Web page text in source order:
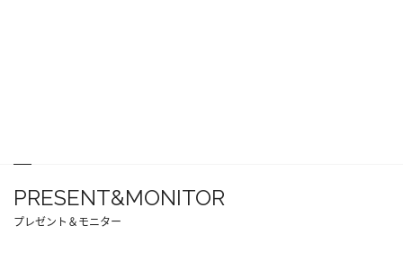
PRESENT&MONITOR
プレゼント＆モニター